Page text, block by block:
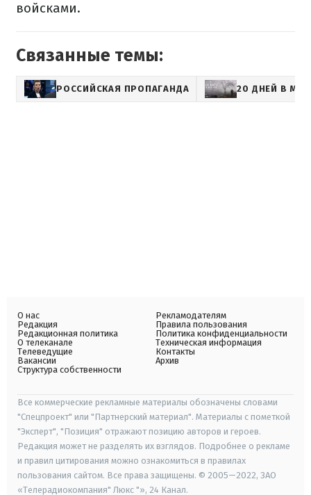
войсками.
Связанные темы:
РОССИЙСКАЯ ПРОПАГАНДА 20 ДНЕЙ В
О нас
Редакция
Редакционная политика
О телеканале
Телеведущие
Вакансии
Структура собственности
Рекламодателям
Правила пользования
Политика конфиденциальности
Техническая информация
Контакты
Архив
Все коммерческие рекламные материалы обозначены словами
"Спецпроект" или "Партнерский материал". Материалы с пометкой
"Эксперт", "Позиция" отражают позицию авторов и героев.
Редакция может не разделять их взглядов. Подробнее о рекламе
и правил цитирования можно ознакомиться в правилах
пользования сайтом. Все права защищены. © 2005—2022, ЗАО
«Телерадиокомпания" Люкс "», 24 Канал.